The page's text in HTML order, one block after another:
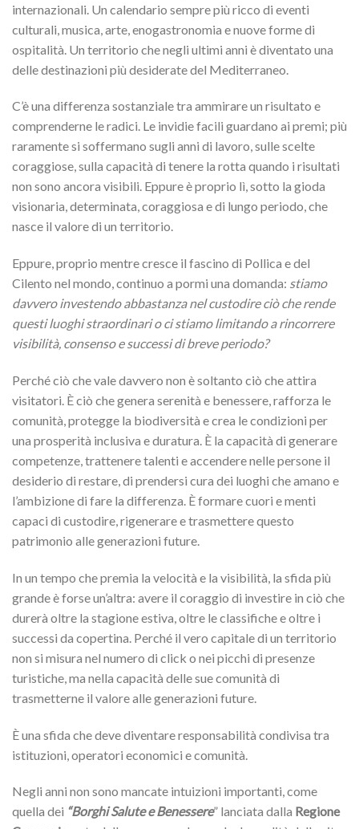
internazionali. Un calendario sempre più ricco di eventi
culturali, musica, arte, enogastronomia e nuove forme di
ospitalità. Un territorio che negli ultimi anni è diventato una
delle destinazioni più desiderate del Mediterraneo.
C’è una differenza sostanziale tra ammirare un risultato e
comprenderne le radici. Le invidie facili guardano ai premi; più
raramente si soffermano sugli anni di lavoro, sulle scelte
coraggiose, sulla capacità di tenere la rotta quando i risultati
non sono ancora visibili. Eppure è proprio lì, sotto la gioda
visionaria, determinata, coraggiosa e di lungo periodo, che
nasce il valore di un territorio.
Eppure, proprio mentre cresce il fascino di Pollica e del
Cilento nel mondo, continuo a pormi una domanda: stiamo
davvero investendo abbastanza nel custodire ciò che rende
questi luoghi straordinari o ci stiamo limitando a rincorrere
visibilità, consenso e successi di breve periodo?
Perché ciò che vale davvero non è soltanto ciò che attira
visitatori. È ciò che genera serenità e benessere, rafforza le
comunità, protegge la biodiversità e crea le condizioni per
una prosperità inclusiva e duratura. È la capacità di generare
competenze, trattenere talenti e accendere nelle persone il
desiderio di restare, di prendersi cura dei luoghi che amano e
l’ambizione di fare la differenza. È formare cuori e menti
capaci di custodire, rigenerare e trasmettere questo
patrimonio alle generazioni future.
In un tempo che premia la velocità e la visibilità, la sfida più
grande è forse un’altra: avere il coraggio di investire in ciò che
durerà oltre la stagione estiva, oltre le classifiche e oltre i
successi da copertina. Perché il vero capitale di un territorio
non si misura nel numero di click o nei picchi di presenze
turistiche, ma nella capacità delle sue comunità di
trasmetterne il valore alle generazioni future.
È una sfida che deve diventare responsabilità condivisa tra
istituzioni, operatori economici e comunità.
Negli anni non sono mancate intuizioni importanti, come
quella dei “Borghi Salute e Benessere” lanciata dalla Regione